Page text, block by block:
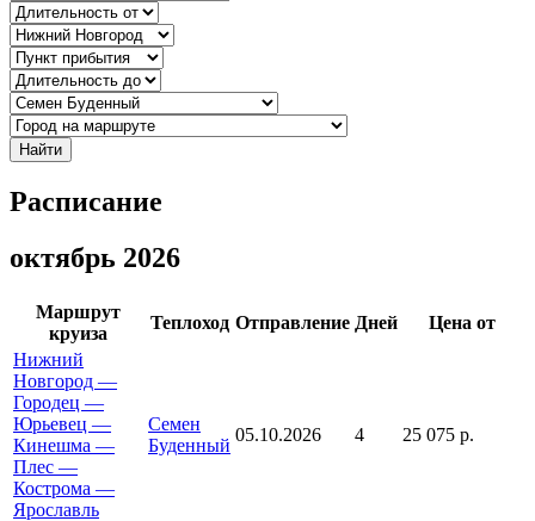
Найти
Расписание
октябрь 2026
Маршрут
круиза
Теплоход Отправление Дней
Цена от
Нижний
Новгород —
Городец —
Юрьевец —
Кинешма —
Плес —
Кострома —
Ярославль
Семен
Буденный
05.10.2026 4 25 075 р.